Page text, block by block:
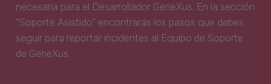
necesaria para el Desarrollador GeneXus. En la sección
“Soporte Asistido” encontrarás los pasos que debes
seguir para reportar incidentes al Equipo de Soporte
de GeneXus.